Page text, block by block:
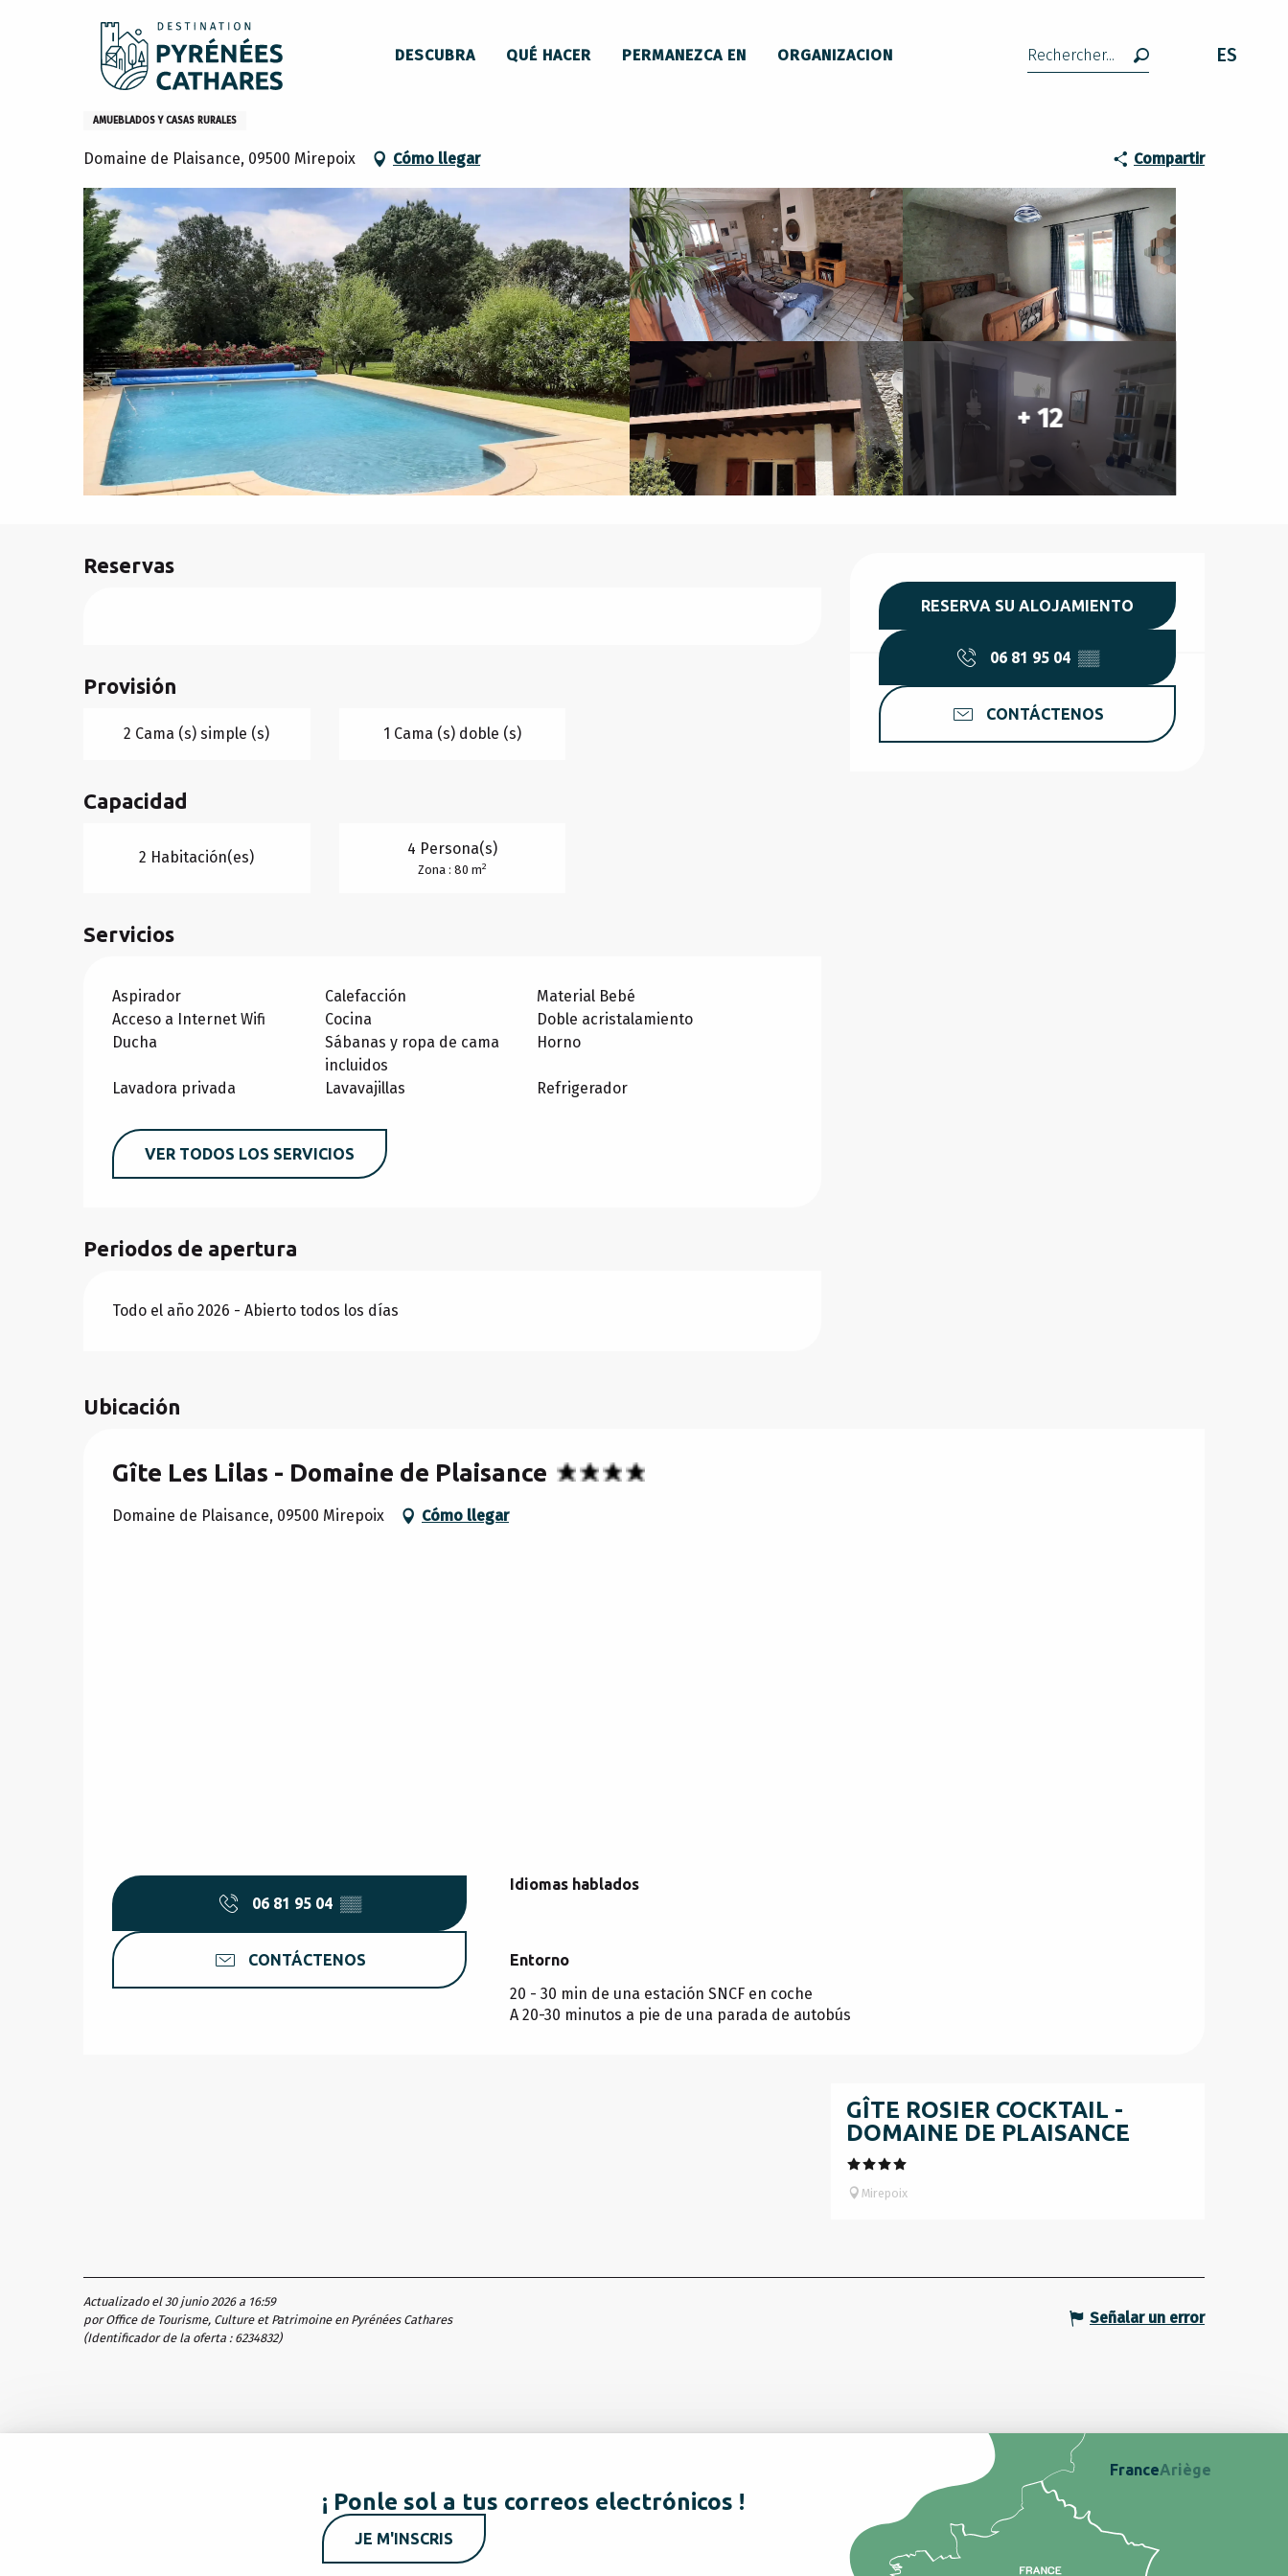
Buscar ES
DESCUBRA QUÉ HACER PERMANEZCA EN ORGANIZACION
Inicio Permanezca en
Gîte Les Lilas - Domaine de Plaisance
AMUEBLADOS Y CASAS RURALES
Domaine de Plaisance, 09500 Mirepoix Cómo llegar Compartir
+ 12
Horarios y datos de
RESERVA SU ALOJAMIENTO
06 81 95 04 ▒▒
CONTÁCTENOS
Reservas
Provisión
2 Cama (s) simple (s) 1 Cama (s) doble (s)
Capacidad
2 Habitación(es) 4 Persona(s)
Zona : 80 m2
Servicios
Aspirador Calefacción
Material Bebé
Acceso a Internet Wifi
Cocina
Doble acristalamiento
Ducha
Sábanas y ropa de cama
incluidos
Horno
Lavadora privada Lavavajillas Refrigerador
VER TODOS LOS SERVICIOS
Periodos de apertura
Todo el año 2026 - Abierto todos los días
Ubicación
Gîte Les Lilas - Domaine de Plaisance
Domaine de Plaisance, 09500 Mirepoix Cómo llegar
06 81 95 04 ▒▒
CONTÁCTENOS
Idiomas hablados
Idiomas hablados
Entorno
Entorno
20 - 30 min de una estación SNCF en coche
A 20-30 minutos a pie de una parada de autobús
GÎTE ROSIER COCKTAIL -
DOMAINE DE PLAISANCE
Mirepoix
Actualizado el 30 junio 2026 a 16:59
por Office de Tourisme, Culture et Patrimoine en Pyrénées Cathares
(Identificador de la oferta : 6234832)
Señalar un error
¡ Ponle sol a tus correos electrónicos !
JE M'INSCRIS
FranceAriège